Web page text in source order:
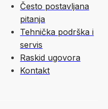
Često postavljana
pitanja
Tehnička podrška i
servis
Raskid ugovora
Kontakt